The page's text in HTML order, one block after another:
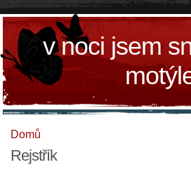
v noci jsem
Domů
Rejstřík